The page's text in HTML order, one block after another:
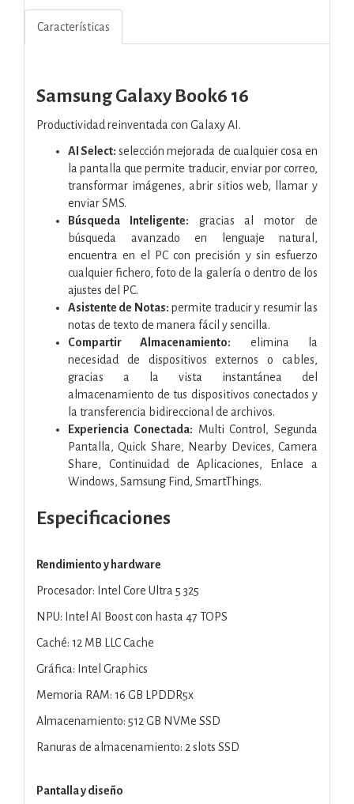
Características
Samsung Galaxy Book6 16
Productividad reinventada con Galaxy AI.
AI Select: selección mejorada de cualquier cosa en
la pantalla que permite traducir, enviar por correo,
transformar imágenes, abrir sitios web, llamar y
enviar SMS.
Búsqueda Inteligente: gracias al motor de
búsqueda avanzado en lenguaje natural,
encuentra en el PC con precisión y sin esfuerzo
cualquier fichero, foto de la galería o dentro de los
ajustes del PC.
Asistente de Notas: permite traducir y resumir las
notas de texto de manera fácil y sencilla.
Compartir Almacenamiento: elimina la
necesidad de dispositivos externos o cables,
gracias a la vista instantánea del
almacenamiento de tus dispositivos conectados y
la transferencia bidireccional de archivos.
Experiencia Conectada: Multi Control, Segunda
Pantalla, Quick Share, Nearby Devices, Camera
Share, Continuidad de Aplicaciones, Enlace a
Windows, Samsung Find, SmartThings.
Especificaciones
Rendimiento y hardware
Procesador: Intel Core Ultra 5 325
NPU: Intel AI Boost con hasta 47 TOPS
Caché: 12 MB LLC Cache
Gráfica: Intel Graphics
Memoria RAM: 16 GB LPDDR5x
Almacenamiento: 512 GB NVMe SSD
Ranuras de almacenamiento: 2 slots SSD
Pantalla y diseño